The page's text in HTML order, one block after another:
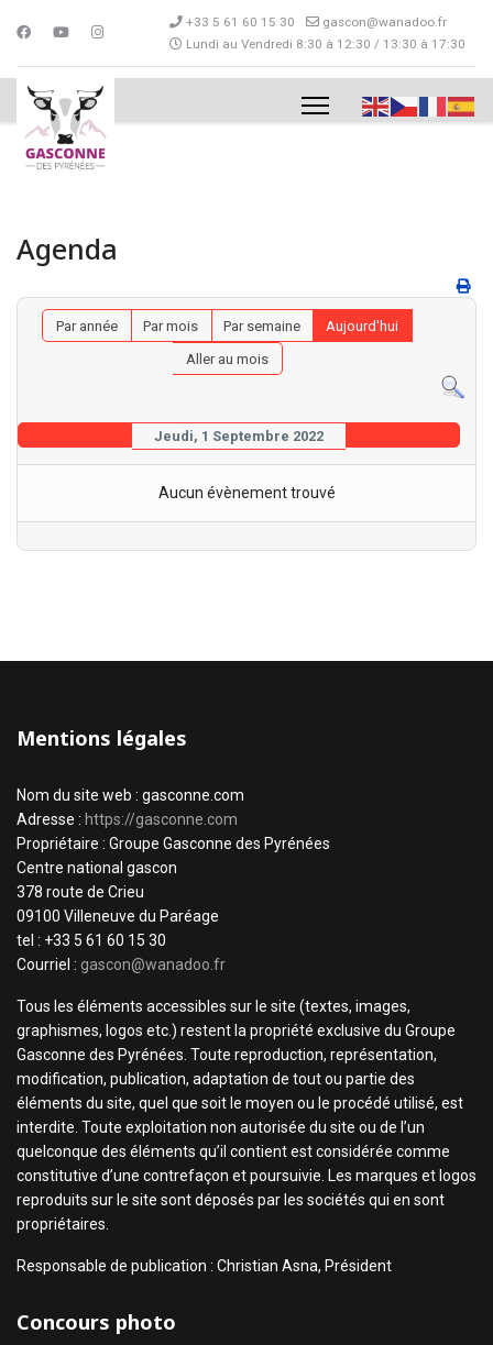
+33 5 61 60 15 30
gascon@wanadoo.fr
Lundi au Vendredi 8:30 à 12:30 / 13:30 à 17:30
Agenda
Par année Par mois Par semaine
Aujourd'hui
Aller au mois
Jeudi, 1 Septembre 2022
Aucun évènement trouvé
Mentions légales
Nom du site web : gasconne.com
Adresse : https://gasconne.com
Propriétaire : Groupe Gasconne des Pyrénées
Centre national gascon
378 route de Crieu
09100 Villeneuve du Paréage
tel : +33 5 61 60 15 30
Courriel : gascon@wanadoo.fr
Tous les éléments accessibles sur le site (textes, images,
graphismes, logos etc.) restent la propriété exclusive du Groupe
Gasconne des Pyrénées. Toute reproduction, représentation,
modification, publication, adaptation de tout ou partie des
éléments du site, quel que soit le moyen ou le procédé utilisé, est
interdite. Toute exploitation non autorisée du site ou de l’un
quelconque des éléments qu’il contient est considérée comme
constitutive d’une contrefaçon et poursuivie. Les marques et logos
reproduits sur le site sont déposés par les sociétés qui en sont
propriétaires.
Responsable de publication : Christian Asna, Président
Concours photo